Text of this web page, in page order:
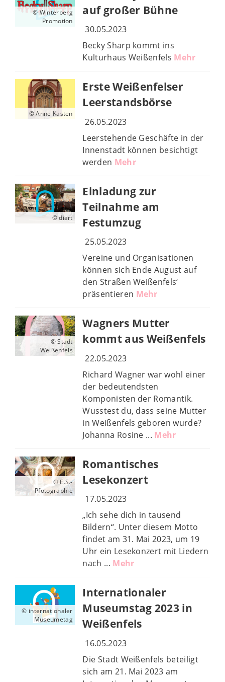
© Winterberg
Promotion
auf großer Bühne
30.05.2023
Becky Sharp kommt ins
Kulturhaus Weißenfels Mehr
© Anne Kasten
Erste Weißenfelser
Leerstandsbörse
26.05.2023
Leerstehende Geschäfte in der
Innenstadt können besichtigt
werden Mehr
© diart
Einladung zur
Teilnahme am
Festumzug
25.05.2023
Vereine und Organisationen
können sich Ende August auf
den Straßen Weißenfels‘
präsentieren Mehr
© Stadt
Weißenfels
Wagners Mutter
kommt aus Weißenfels
22.05.2023
Richard Wagner war wohl einer
der bedeutendsten
Komponisten der Romantik.
Wusstest du, dass seine Mutter
in Weißenfels geboren wurde?
Johanna Rosine ... Mehr
© E.S.-
Pfotographie
Romantisches
Lesekonzert
17.05.2023
„Ich sehe dich in tausend
Bildern“. Unter diesem Motto
findet am 31. Mai 2023, um 19
Uhr ein Lesekonzert mit Liedern
nach ... Mehr
© internationaler
Museumetag
Internationaler
Museumstag 2023 in
Weißenfels
16.05.2023
Die Stadt Weißenfels beteiligt
sich am 21. Mai 2023 am